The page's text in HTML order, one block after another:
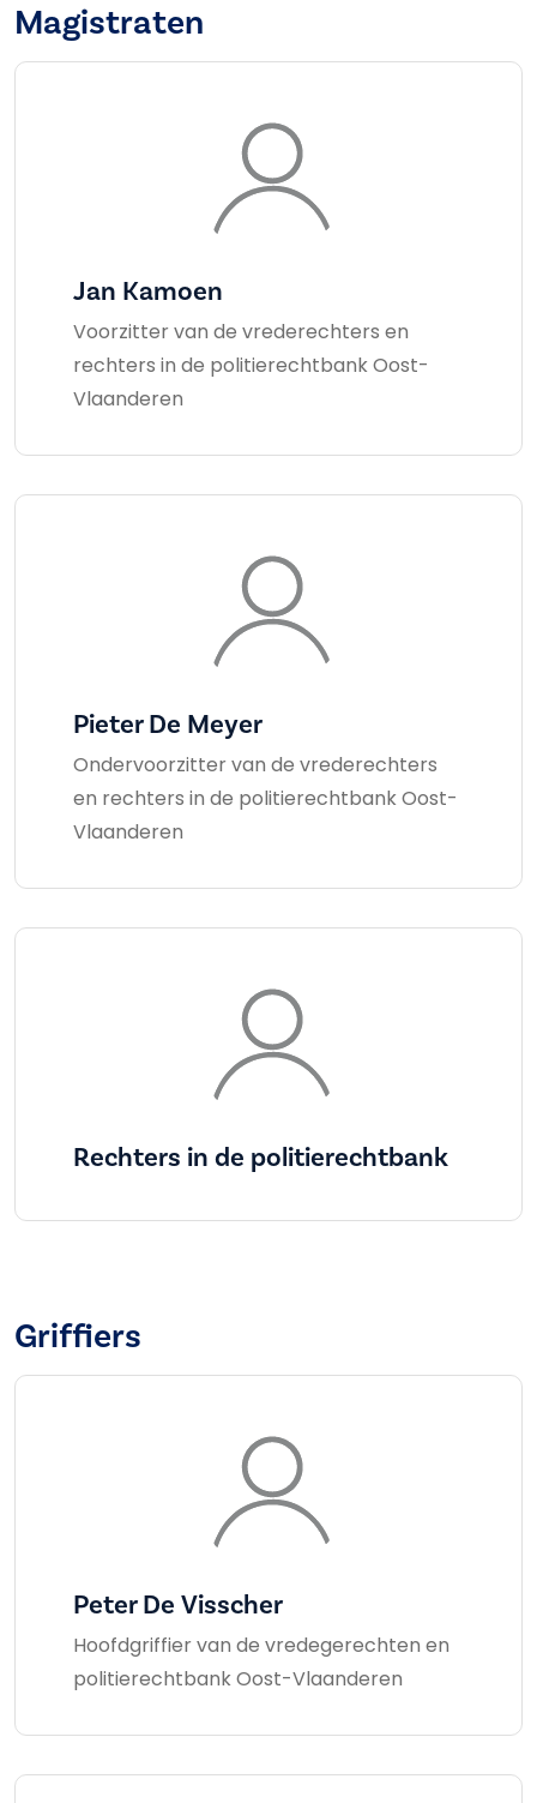
Magistraten
Jan Kamoen
Voorzitter van de vrederechters en
rechters in de politierechtbank Oost-
Vlaanderen
Pieter De Meyer
Ondervoorzitter van de vrederechters
en rechters in de politierechtbank Oost-
Vlaanderen
Rechters in de politierechtbank
Griffiers
Peter De Visscher
Hoofdgriffier van de vredegerechten en
politierechtbank Oost-Vlaanderen